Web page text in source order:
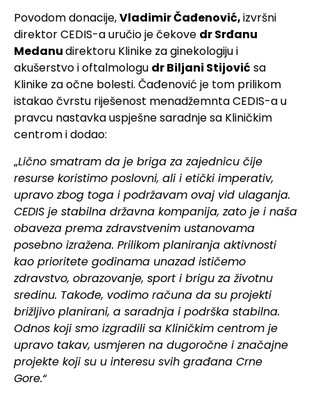
Povodom donacije,Vladimir Čađenović,izvršni
direktor CEDIS-a uručio je čekove dr Srđanu
Medanudirektoru Klinike za ginekologiju i
akušerstvo i oftalmologu dr Biljani Stijović sa
Klinike za očne bolesti. Čađenović je tom prilikom
istakao čvrstu riješenost menadžemnta CEDIS-a u
pravcu nastavka uspješne saradnje sa Kliničkim
centrom i dodao:
„Lično smatram da je briga za zajednicu čije
resurse koristimo poslovni, ali i etički imperativ,
upravo zbog toga i podržavam ovaj vid ulaganja.
CEDIS je stabilna državna kompanija, zato je i naša
obaveza prema zdravstvenim ustanovama
posebno izražena. Prilikom planiranja aktivnosti
kao prioritete godinama unazad ističemo
zdravstvo, obrazovanje, sport i brigu za životnu
sredinu. Takođe, vodimo računa da su projekti
brižljivo planirani, a saradnja i podrška stabilna.
Odnos koji smo izgradili sa Kliničkim centrom je
upravo takav, usmjeren na dugoročne i značajne
projekte koji su u interesu svih građana Crne
Gore.“